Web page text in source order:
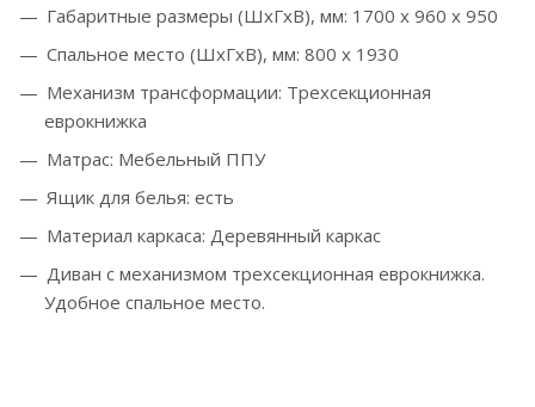
Габаритные размеры (ШхГхВ), мм: 1700 х 960 х 950
Спальное место (ШхГхВ), мм: 800 х 1930
Механизм трансформации: Трехсекционная
еврокнижка
Матрас: Мебельный ППУ
Ящик для белья: есть
Материал каркаса: Деревянный каркас
Диван с механизмом трехсекционная еврокнижка.
Удобное спальное место.